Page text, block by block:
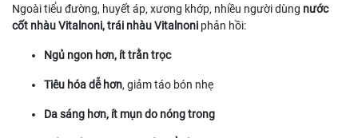
Ngoài tiểu đường, huyết áp, xương khớp, nhiều người dùng nước
cốt nhàu Vitalnoni, trái nhàu Vitalnoni phản hồi:
Ngủ ngon hơn, ít trằn trọc
Tiêu hóa dễ hơn, giảm táo bón nhẹ
Da sáng hơn, ít mụn do nóng trong